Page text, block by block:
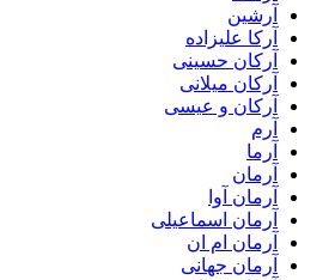
آرشین
آرکا علیزاده
آرکان حسینی
آرکان میلانی
آرکان و عیسی
آرم
آرما
آرمان
آرمان آوا
آرمان اسماعیلی
آرمان ام ان
آرمان جهانی